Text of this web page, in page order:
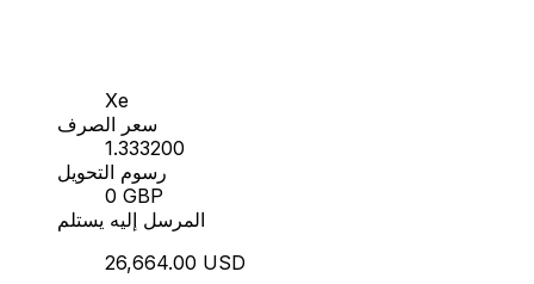
Xe
سعر الصرف
1.333200
رسوم التحويل
0 GBP
المرسل إليه يستلم
26,664.00 USD